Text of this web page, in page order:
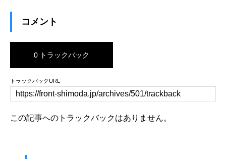
コメント
0 トラックバック
トラックバックURL
この記事へのトラックバックはありません。